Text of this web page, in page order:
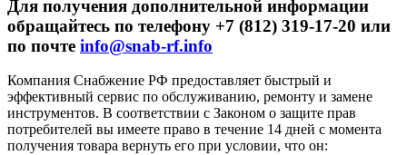
Для получения дополнительной информации
обращайтесь по телефону +7 (812) 319-17-20 или
по почте info@snab-rf.info
Компания Снабжение РФ предоставляет быстрый и
эффективный сервис по обслуживанию, ремонту и замене
инструментов. В соответствии с Законом о защите прав
потребителей вы имеете право в течение 14 дней с момента
получения товара вернуть его при условии, что он: